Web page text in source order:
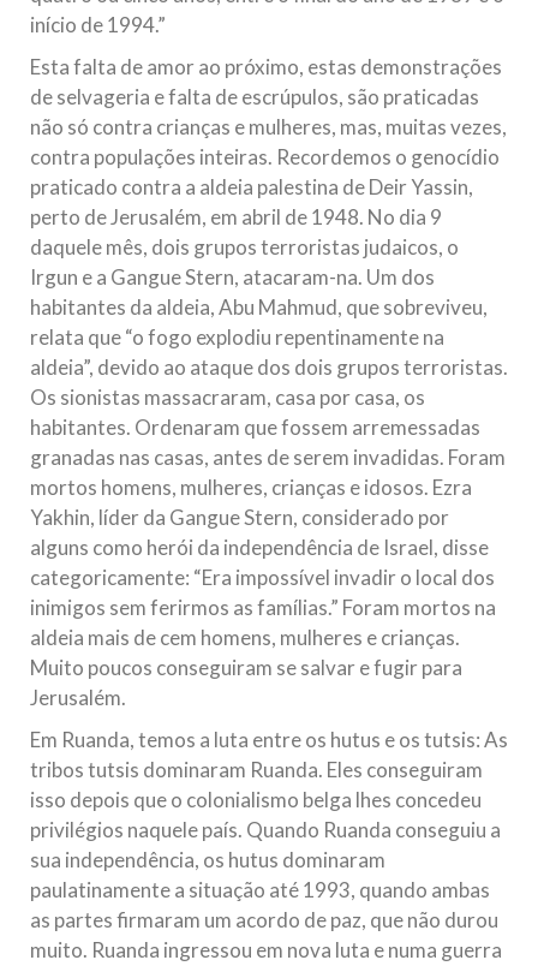
início de 1994.”
Esta falta de amor ao próximo, estas demonstrações
de selvageria e falta de escrúpulos, são praticadas
não só contra crianças e mulheres, mas, muitas vezes,
contra populações inteiras. Recordemos o genocídio
praticado contra a aldeia palestina de Deir Yassin,
perto de Jerusalém, em abril de 1948. No dia 9
daquele mês, dois grupos terroristas judaicos, o
Irgun e a Gangue Stern, atacaram-na. Um dos
habitantes da aldeia, Abu Mahmud, que sobreviveu,
relata que “o fogo explodiu repentinamente na
aldeia”, devido ao ataque dos dois grupos terroristas.
Os sionistas massacraram, casa por casa, os
habitantes. Ordenaram que fossem arremessadas
granadas nas casas, antes de serem invadidas. Foram
mortos homens, mulheres, crianças e idosos. Ezra
Yakhin, líder da Gangue Stern, considerado por
alguns como herói da independência de Israel, disse
categoricamente: “Era impossível invadir o local dos
inimigos sem ferirmos as famílias.” Foram mortos na
aldeia mais de cem homens, mulheres e crianças.
Muito poucos conseguiram se salvar e fugir para
Jerusalém.
Em Ruanda, temos a luta entre os hutus e os tutsis: As
tribos tutsis dominaram Ruanda. Eles conseguiram
isso depois que o colonialismo belga lhes concedeu
privilégios naquele país. Quando Ruanda conseguiu a
sua independência, os hutus dominaram
paulatinamente a situação até 1993, quando ambas
as partes firmaram um acordo de paz, que não durou
muito. Ruanda ingressou em nova luta e numa guerra